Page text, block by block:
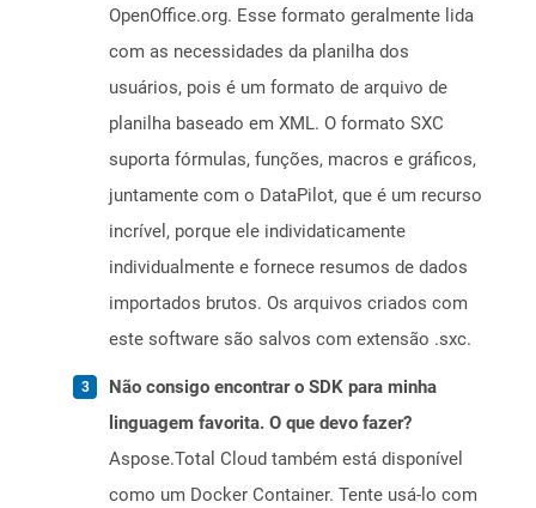
OpenOffice.org. Esse formato geralmente lida
com as necessidades da planilha dos
usuários, pois é um formato de arquivo de
planilha baseado em XML. O formato SXC
suporta fórmulas, funções, macros e gráficos,
juntamente com o DataPilot, que é um recurso
incrível, porque ele individaticamente
individualmente e fornece resumos de dados
importados brutos. Os arquivos criados com
este software são salvos com extensão .sxc.
Não consigo encontrar o SDK para minha
linguagem favorita. O que devo fazer?
Aspose.Total Cloud também está disponível
como um Docker Container. Tente usá-lo com